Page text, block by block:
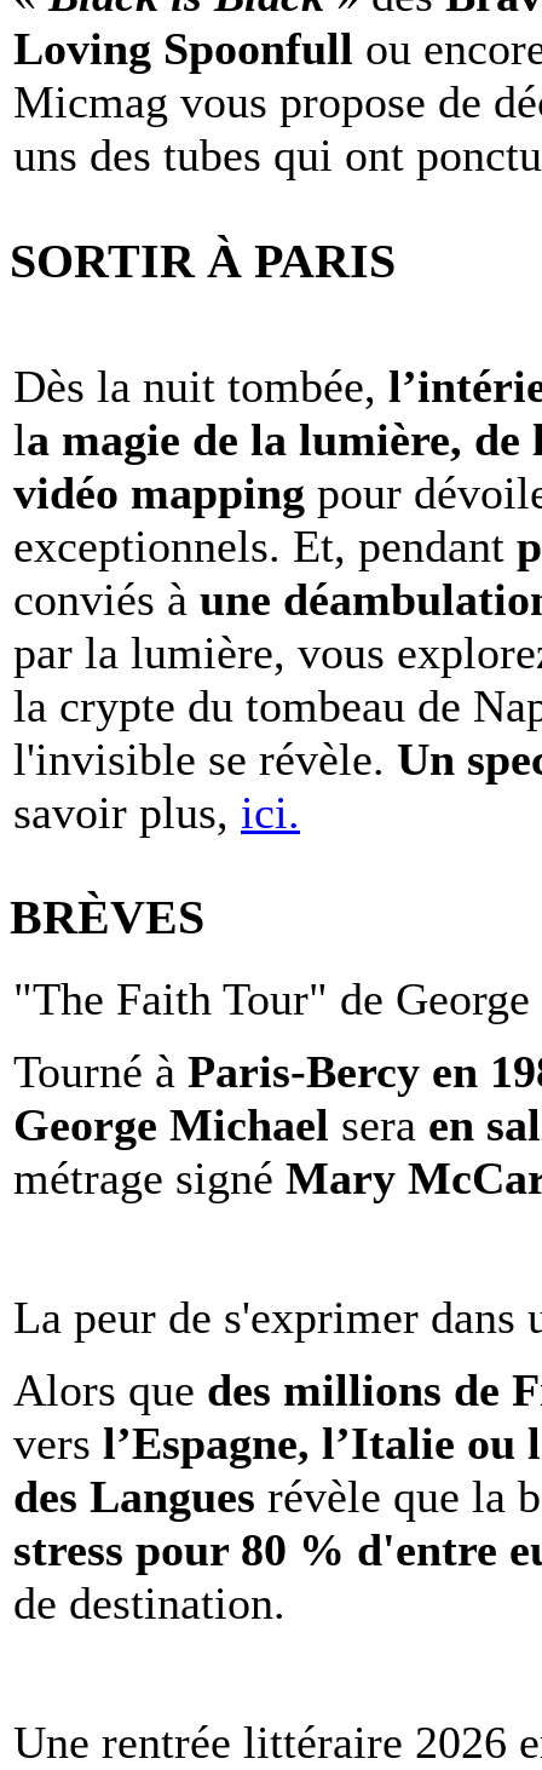
Loving Spoonfull ou
Micmag vous propose de
uns des tubes qui ont
SORTIR À PARIS
Dès la nuit tombée,
la magie de la lumière,
vidéo mapping pour
exceptionnels. Et, pendant
conviés à une
par la lumière, vous
la crypte du tombeau de
l'invisible se révèle. Un
savoir plus, ici.
BRÈVES
"The Faith Tour" de
Tourné à Paris-Bercy en
George Michael sera en
métrage signé Mary
La peur de s'exprimer dans
Alors que des millions de
vers l’Espagne, l’Italie ou
des Langues révèle que la
stress pour 80 % d'entre
de destination.
Une rentrée littéraire 2026